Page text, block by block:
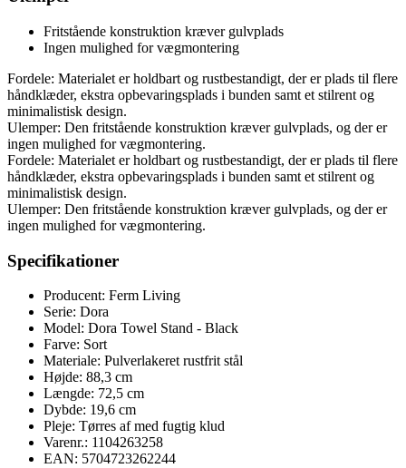
Fritstående konstruktion kræver gulvplads
Ingen mulighed for vægmontering
Fordele: Materialet er holdbart og rustbestandigt, der er plads til flere
håndklæder, ekstra opbevaringsplads i bunden samt et stilrent og
minimalistisk design.
Ulemper: Den fritstående konstruktion kræver gulvplads, og der er
ingen mulighed for vægmontering.
Fordele: Materialet er holdbart og rustbestandigt, der er plads til flere
håndklæder, ekstra opbevaringsplads i bunden samt et stilrent og
minimalistisk design.
Ulemper: Den fritstående konstruktion kræver gulvplads, og der er
ingen mulighed for vægmontering.
Specifikationer
Producent: Ferm Living
Serie: Dora
Model: Dora Towel Stand - Black
Farve: Sort
Materiale: Pulverlakeret rustfrit stål
Højde: 88,3 cm
Længde: 72,5 cm
Dybde: 19,6 cm
Pleje: Tørres af med fugtig klud
Varenr.: 1104263258
EAN: 5704723262244